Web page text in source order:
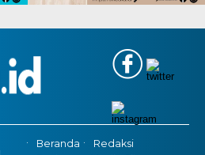
Beranda
Redaksi